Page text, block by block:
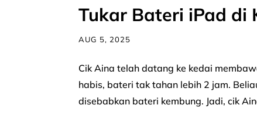
Tukar Bateri iPad di
AUG 5, 2025
Cik Aina telah datang ke kedai
habis, bateri tak tahan lebih 2 jam.
disebabkan bateri kembung. Jadi, cik